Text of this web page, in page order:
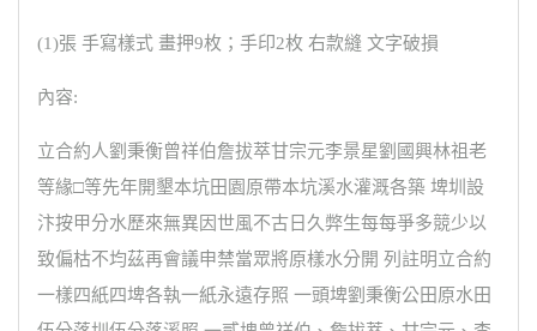
(1)張 手寫樣式 畫押9枚；手印2枚 右款縫 文字破損
內容:
立合約人劉秉衡曾祥伯詹拔萃甘宗元李景星劉國興林祖老
等緣□等先年開墾本坑田園原帶本坑溪水灌溉各築 埤圳設
汴按甲分水歷來無異因世風不古日久弊生每每爭多競少以
致偏枯不均茲再會議申禁當眾將原樣水分開 列註明立合約
一樣四紙四埤各執一紙永遠存照 一頭埤劉秉衡公田原水田